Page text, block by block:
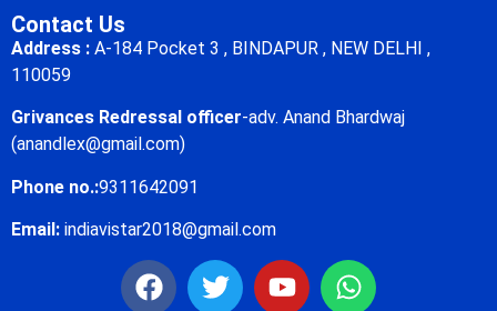
Contact Us
Address : A-184 Pocket 3 , BINDAPUR , NEW DELHI ,
110059
Grivances Redressal officer-adv. Anand Bhardwaj
(anandlex@gmail.com)
Phone no.:9311642091
Email: indiavistar2018@gmail.com